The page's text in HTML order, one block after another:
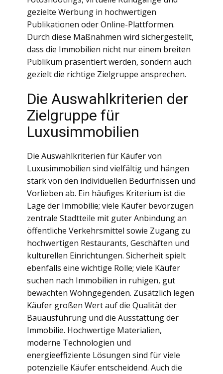
gezielte Werbung in hochwertigen
Publikationen oder Online-Plattformen.
Durch diese Maßnahmen wird sichergestellt,
dass die Immobilien nicht nur einem breiten
Publikum präsentiert werden, sondern auch
gezielt die richtige Zielgruppe ansprechen.
Die Auswahlkriterien der
Zielgruppe für
Luxusimmobilien
Die Auswahlkriterien für Käufer von
Luxusimmobilien sind vielfältig und hängen
stark von den individuellen Bedürfnissen und
Vorlieben ab. Ein häufiges Kriterium ist die
Lage der Immobilie; viele Käufer bevorzugen
zentrale Stadtteile mit guter Anbindung an
öffentliche Verkehrsmittel sowie Zugang zu
hochwertigen Restaurants, Geschäften und
kulturellen Einrichtungen. Sicherheit spielt
ebenfalls eine wichtige Rolle; viele Käufer
suchen nach Immobilien in ruhigen, gut
bewachten Wohngegenden. Zusätzlich legen
Käufer großen Wert auf die Qualität der
Bauausführung und die Ausstattung der
Immobilie. Hochwertige Materialien,
moderne Technologien und
energieeffiziente Lösungen sind für viele
potenzielle Käufer entscheidend. Auch die